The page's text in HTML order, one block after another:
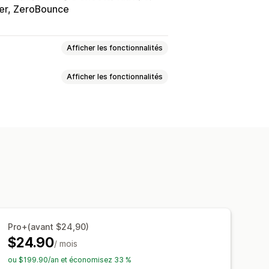
ZeroBounce
Afficher les fonctionnalités
données
Tableau de bord
Analyses de données
Afficher les fonctionnalités
de données
Pro+(avant $24,90)
$24.90/ mois
ou $199.90/an et économisez 33 %